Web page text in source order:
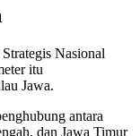
Nasional
itu
Jawa.
antara
dan Jawa Timur